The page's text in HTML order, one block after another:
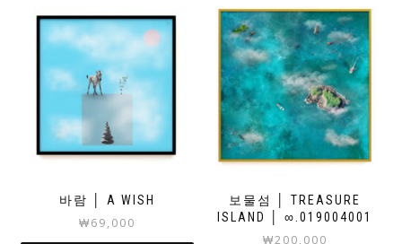
바람 │ A WISH
₩69,000
보물섬 │ TREASURE
ISLAND │ ∞.019004001
₩200,000